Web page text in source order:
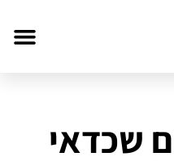
שכדאי